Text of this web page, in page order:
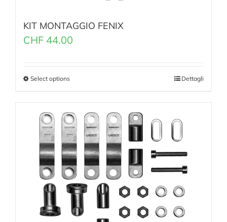
KIT MONTAGGIO FENIX
CHF 44.00
Select options Dettagli